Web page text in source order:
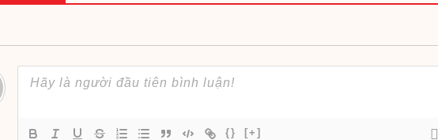
{} [+]